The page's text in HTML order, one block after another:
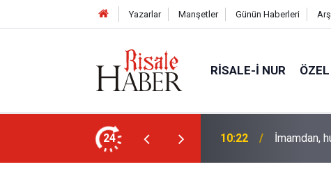
Yazarlar Manşetler Günün Haberleri
RISALE-I NUR ÖZEL
24
Anlaşması ve Said Nursi'nin sevinci 10:22 İmamdan,